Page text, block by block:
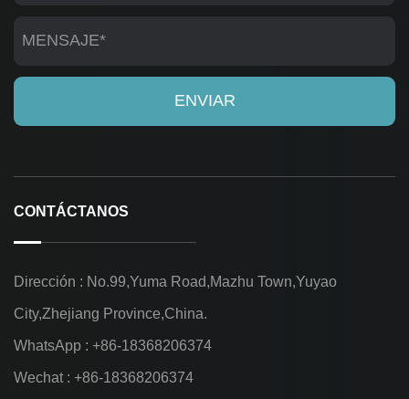
CONTÁCTANOS
Dirección : No.99,Yuma Road,Mazhu Town,Yuyao
City,Zhejiang Province,China.
WhatsApp : +86-18368206374
Wechat : +86-18368206374